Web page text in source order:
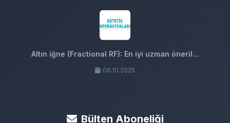
Altın iğne (Fractional RF): En iyi uzman öneril...
06.10.2025
Bülten Aboneliği